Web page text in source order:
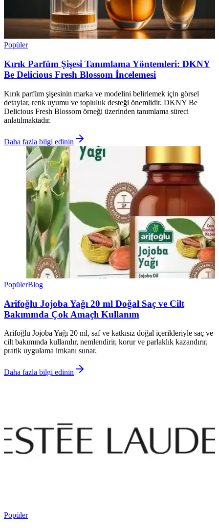
Popüler
Kırık Parfüm Şişesi Tanımlama Yöntemleri: DKNY
Be Delicious Fresh Blossom İncelemesi
Kırık parfüm şişesinin marka ve modelini belirlemek için görsel
detaylar, renk uyumu ve topluluk desteği önemlidir. DKNY Be
Delicious Fresh Blossom örneği üzerinden tanımlama süreci
anlatılmaktadır.
Daha fazla bilgi edinin
PopülerBlog
Arifoğlu Jojoba Yağı 20 ml Doğal Saç ve Cilt
Bakımında Çok Amaçlı Kullanım
Arifoğlu Jojoba Yağı 20 ml, saf ve katkısız doğal içerikleriyle saç ve
cilt bakımında kullanılır, nemlendirir, korur ve parlaklık kazandırır,
pratik uygulama imkanı sunar.
Daha fazla bilgi edinin
Popüler